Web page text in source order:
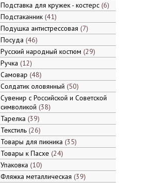
Подставка для кружек - костерс 6
Подстаканник 41
Подушка антистрессовая 7
Посуда 46
Русский народный костюм 29
Ручка 12
Самовар 48
Солдатик оловянный 50
Сувенир с Российской и Советской
символикой 38
Тарелка 39
Текстиль 26
Товары для пикника 35
Товары к Пасхе 24
Упаковка 10
Фляжка металлическая 39